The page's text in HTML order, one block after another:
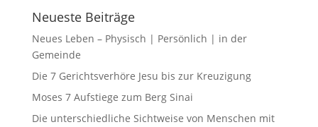
Neueste Beiträge
Neues Leben – Physisch | Persönlich | in der
Gemeinde
Die 7 Gerichtsverhöre Jesu bis zur Kreuzigung
Moses 7 Aufstiege zum Berg Sinai
Die unterschiedliche Sichtweise von Menschen mit